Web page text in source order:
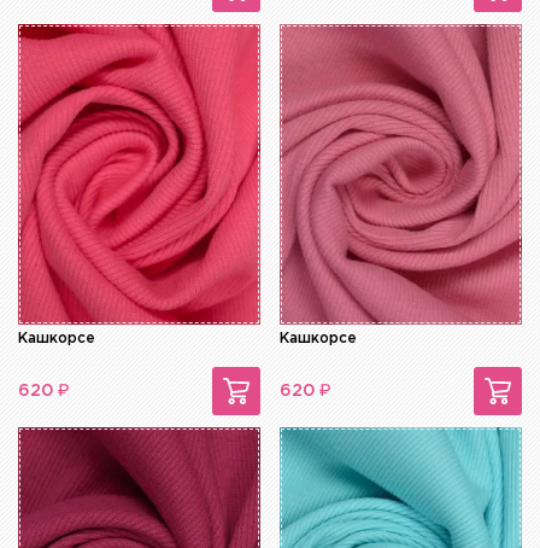
Кашкорсе
620 ₽
Кашкорсе
620 ₽